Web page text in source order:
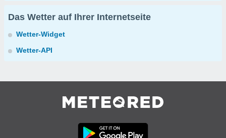
Das Wetter auf Ihrer Internetseite
Wetter-Widget
Wetter-API